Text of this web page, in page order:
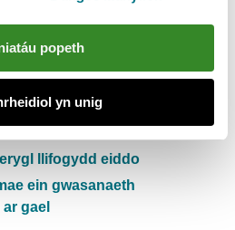
popeth
yn unig
afonydd, glawiad a lefelau’r
llifogydd eiddo
ein gwasanaeth
gael